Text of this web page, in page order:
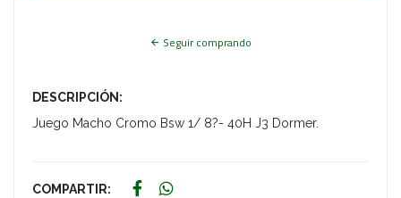
Seguir comprando
DESCRIPCIÓN:
Juego Macho Cromo Bsw 1/ 8?- 40H J3 Dormer.
COMPARTIR: